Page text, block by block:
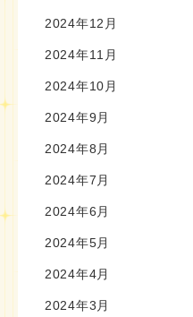
2024年12月
2024年11月
2024年10月
2024年9月
2024年8月
2024年7月
2024年6月
2024年5月
2024年4月
2024年3月